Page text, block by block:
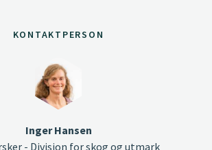
KONTAKTPERSON
Inger Hansen
- Divisjon for skog og utmark